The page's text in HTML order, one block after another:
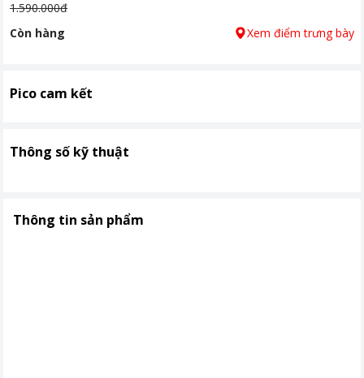
1.590.000đ
Còn hàng
Xem điểm trưng bày
Pico cam kết
Thông số kỹ thuật
Thông tin sản phẩm